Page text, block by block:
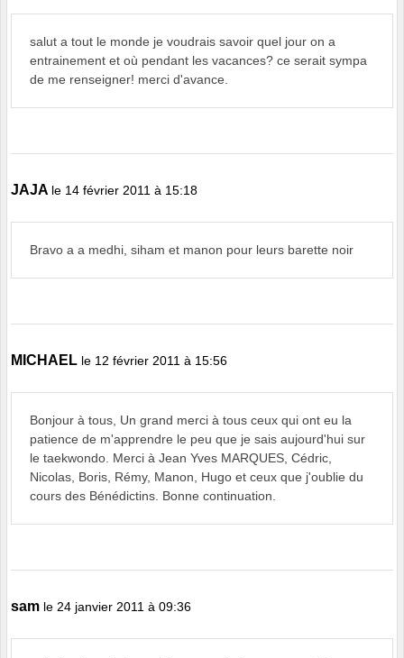
salut a tout le monde je voudrais savoir quel jour on a
entrainement et où pendant les vacances? ce serait sympa
de me renseigner! merci d'avance.
JAJA le 14 février 2011 à 15:18
Bravo a a medhi, siham et manon pour leurs barette noir
MICHAEL le 12 février 2011 à 15:56
Bonjour à tous, Un grand merci à tous ceux qui ont eu la
patience de m'apprendre le peu que je sais aujourd'hui sur
le taekwondo. Merci à Jean Yves MARQUES, Cédric,
Nicolas, Boris, Rémy, Manon, Hugo et ceux que j'oublie du
cours des Bénédictins. Bonne continuation.
sam le 24 janvier 2011 à 09:36